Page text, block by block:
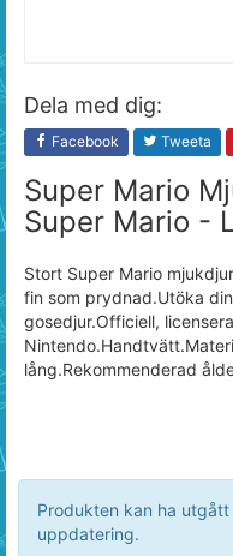
Dela med dig:
Facebook Tweeta
Super Mario
Super Mario -
Stort Super Mario
fin som prydnad.Utöka
gosedjur.Officiell,
lång.Rekommenderad
Produkten kan ha
uppdatering.